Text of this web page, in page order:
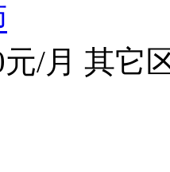
/月 其它